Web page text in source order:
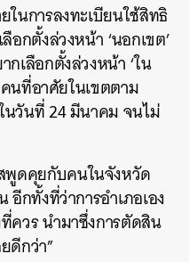
นการลงทะเบียนใช้สิทธิ
อกตั้งล่วงหน้า ‘นอกเขต’
เลือกตั้งล่วงหน้า ‘ใน
นที่อาศัยในเขตตาม
วันที่ 24 มีนาคม จนไม่
พูดคุยกับคนในจังหวัด
กทั้งที่ว่าการอำเภอเอง
ควร นำมาซึ่งการตัดสิน
ดีกว่า”